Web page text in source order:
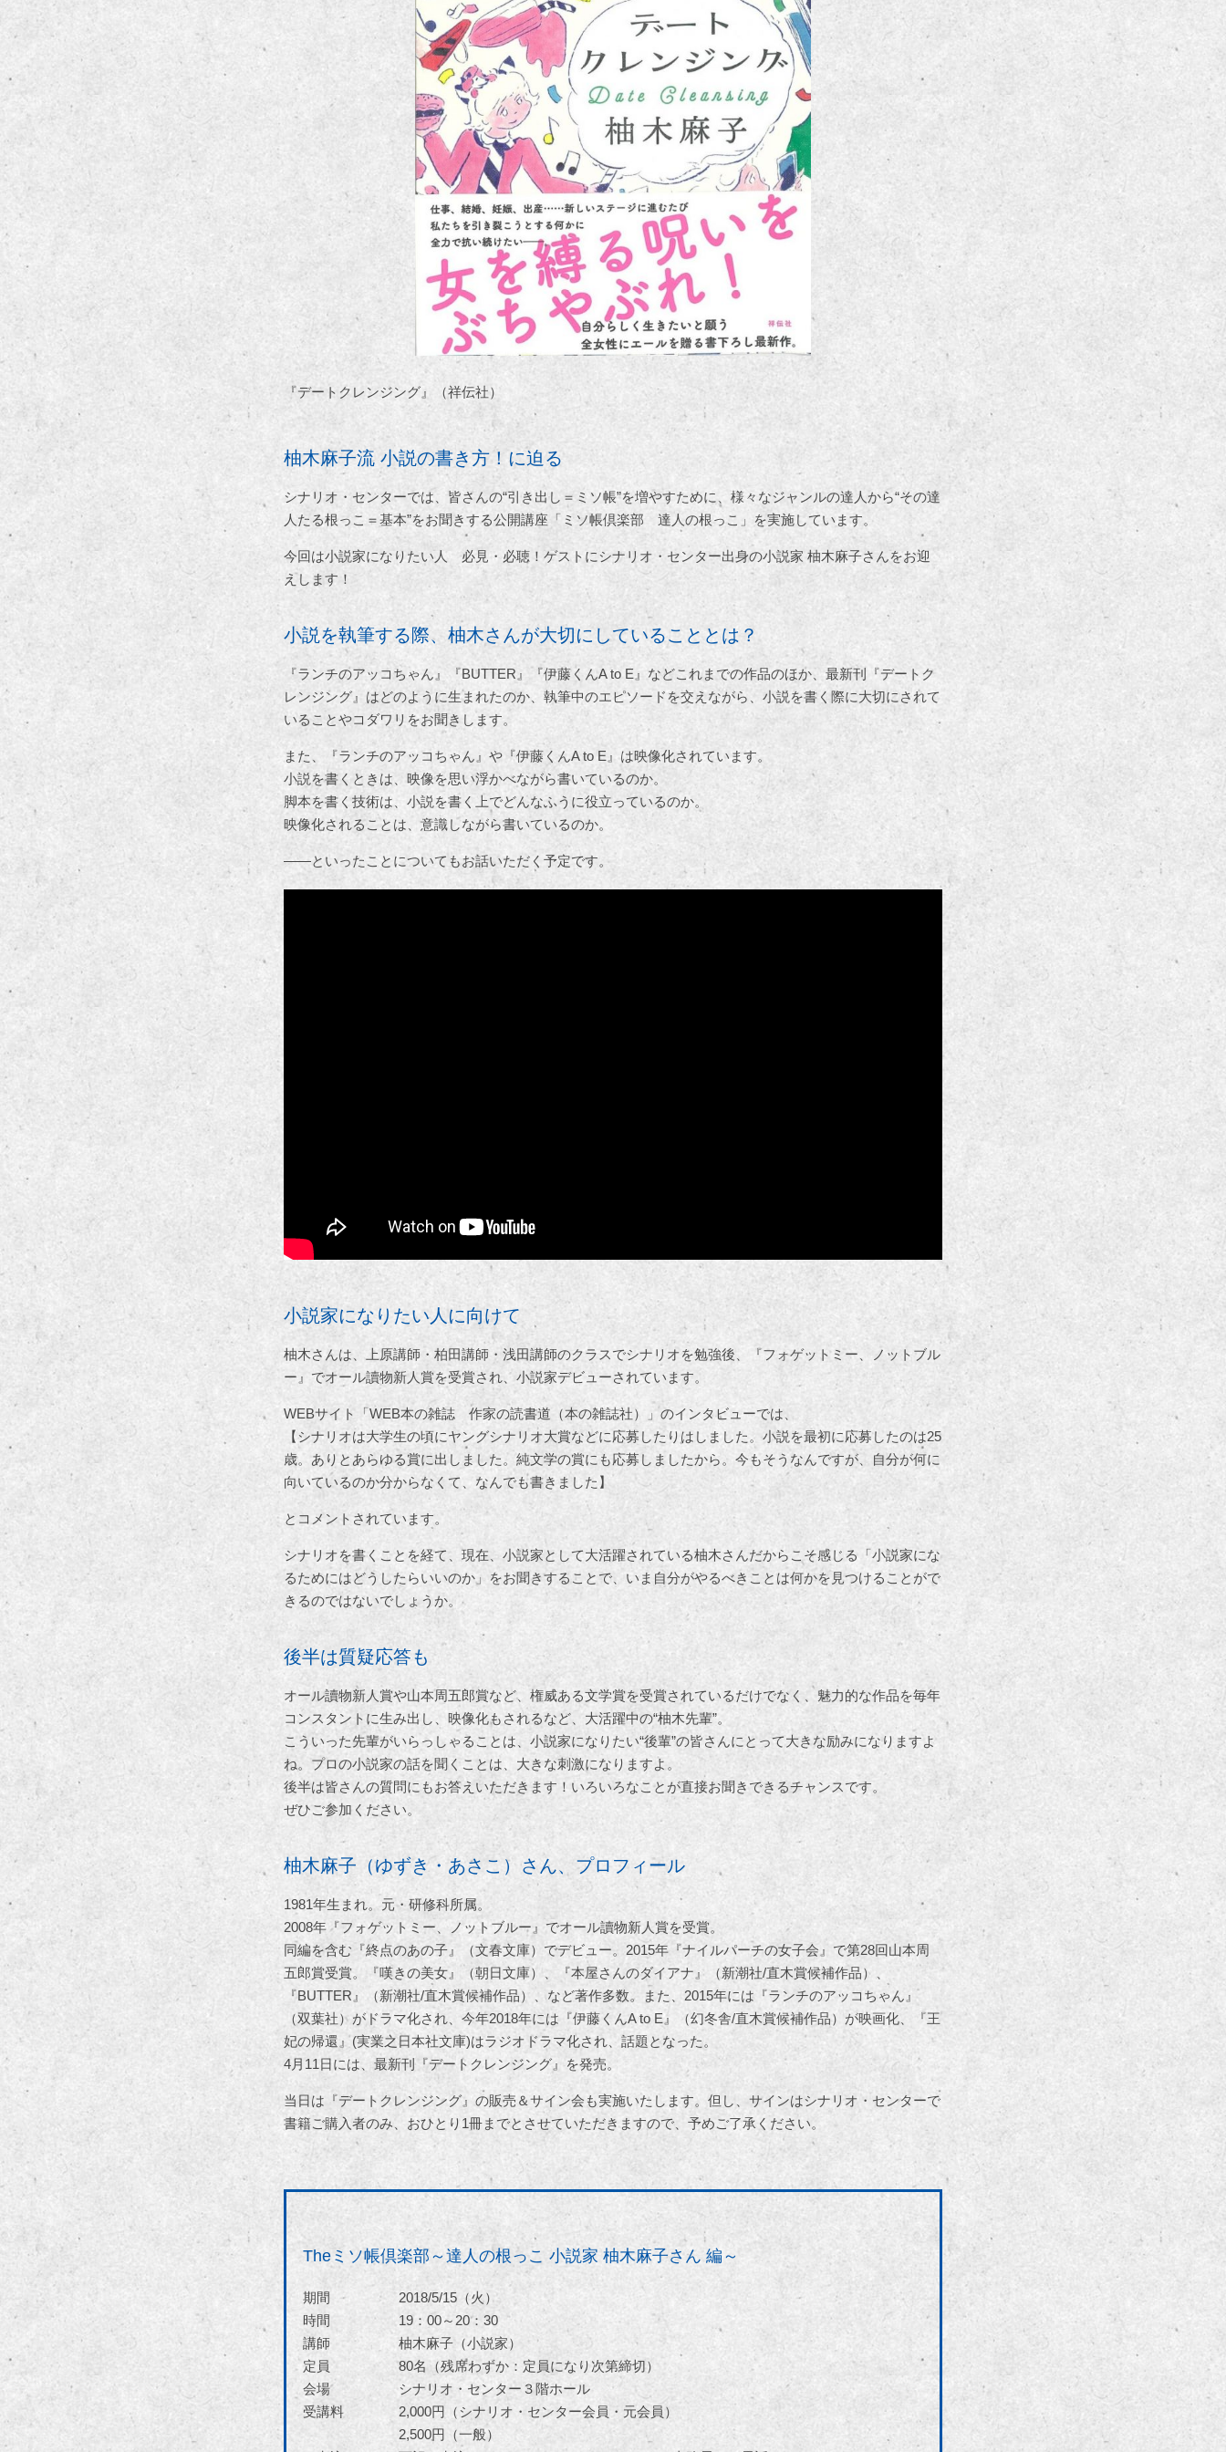
『デートクレンジング』（祥伝社）
柚木麻子流 小説の書き方！に迫る
シナリオ・センターでは、皆さんの“引き出し＝ミソ帳”を増やすために、様々なジャンルの達人から“その達
人たる根っこ＝基本”をお聞きする公開講座「ミソ帳倶楽部 達人の根っこ」を実施しています。
今回は小説家になりたい人 必見・必聴！ゲストにシナリオ・センター出身の小説家 柚木麻子さんをお迎
えします！
小説を執筆する際、柚木さんが大切にしていることとは？
『ランチのアッコちゃん』『BUTTER』『伊藤くんA to E』などこれまでの作品のほか、最新刊『デートク
レンジング』はどのように生まれたのか、執筆中のエピソードを交えながら、小説を書く際に大切にされて
いることやコダワリをお聞きします。
また、『ランチのアッコちゃん』や『伊藤くんA to E』は映像化されています。
小説を書くときは、映像を思い浮かべながら書いているのか。
脚本を書く技術は、小説を書く上でどんなふうに役立っているのか。
映像化されることは、意識しながら書いているのか。
――といったことについてもお話いただく予定です。
小説家になりたい人に向けて
柚木さんは、上原講師・柏田講師・浅田講師のクラスでシナリオを勉強後、『フォゲットミー、ノットブル
ー』でオール讀物新人賞を受賞され、小説家デビューされています。
WEBサイト「WEB本の雑誌 作家の読書道（本の雑誌社）」のインタビューでは、
【シナリオは大学生の頃にヤングシナリオ大賞などに応募したりはしました。小説を最初に応募したのは25
歳。ありとあらゆる賞に出しました。純文学の賞にも応募しましたから。今もそうなんですが、自分が何に
向いているのか分からなくて、なんでも書きました】
とコメントされています。
シナリオを書くことを経て、現在、小説家として大活躍されている柚木さんだからこそ感じる「小説家にな
るためにはどうしたらいいのか」をお聞きすることで、いま自分がやるべきことは何かを見つけることがで
きるのではないでしょうか。
後半は質疑応答も
オール讀物新人賞や山本周五郎賞など、権威ある文学賞を受賞されているだけでなく、魅力的な作品を毎年
コンスタントに生み出し、映像化もされるなど、大活躍中の“柚木先輩”。
こういった先輩がいらっしゃることは、小説家になりたい“後輩”の皆さんにとって大きな励みになりますよ
ね。プロの小説家の話を聞くことは、大きな刺激になりますよ。
後半は皆さんの質問にもお答えいただきます！いろいろなことが直接お聞きできるチャンスです。
ぜひご参加ください。
柚木麻子（ゆずき・あさこ）さん、プロフィール
1981年生まれ。元・研修科所属。
2008年『フォゲットミー、ノットブルー』でオール讀物新人賞を受賞。
同編を含む『終点のあの子』（文春文庫）でデビュー。2015年『ナイルパーチの女子会』で第28回山本周
五郎賞受賞。『嘆きの美女』（朝日文庫）、『本屋さんのダイアナ』（新潮社/直木賞候補作品）、
『BUTTER』（新潮社/直木賞候補作品）、など著作多数。また、2015年には『ランチのアッコちゃん』
（双葉社）がドラマ化され、今年2018年には『伊藤くんA to E』（幻冬舎/直木賞候補作品）が映画化、『王
妃の帰還』(実業之日本社文庫)はラジオドラマ化され、話題となった。
4月11日には、最新刊『デートクレンジング』を発売。
当日は『デートクレンジング』の販売＆サイン会も実施いたします。但し、サインはシナリオ・センターで
書籍ご購入者のみ、おひとり1冊までとさせていただきますので、予めご了承ください。
Theミソ帳倶楽部～達人の根っこ 小説家 柚木麻子さん 編～
期間
2018/5/15（火）
時間
19：00～20：30
講師
柚木麻子（小説家）
定員
80名（残席わずか：定員になり次第締切）
会場
シナリオ・センター３階ホール
受講料
2,000円（シナリオ・センター会員・元会員）
2,500円（一般）